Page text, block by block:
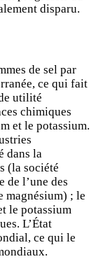
disparu.
de sel par
ce qui fait
utilité
chimiques
et le potassium.
dans la
(la société
de l’une des
magnésium) ; le
le potassium
L’État
ce qui le